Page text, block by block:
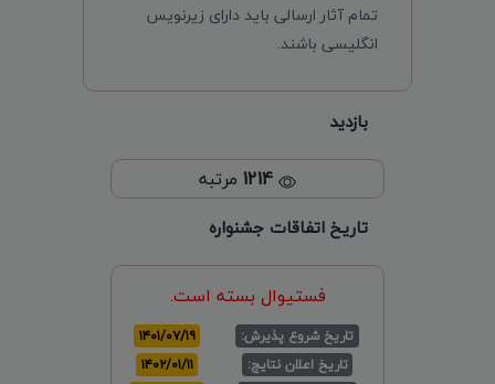
تمام آثار ارسالی باید دارای زیرنویس
انگلیسی باشند.
بازدید
1214 مرتبه
تاریخ اتفاقات جشنواره
فستیوال بسته است.
تاریخ شروع پذیرش:
۱۴۰۱/۰۷/۱۹
تاریخ اعلان نتایج:
۱۴۰۲/۰۱/۱۱